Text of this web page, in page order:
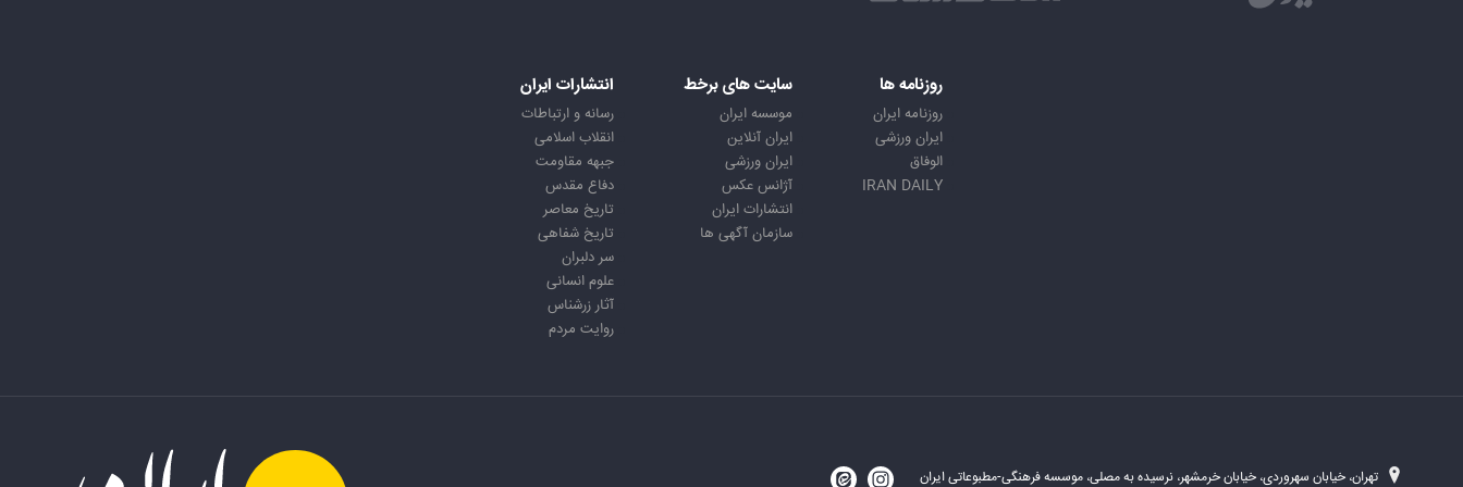
روزنامه ها
روزنامه ایران
ایران ورزشی
الوفاق
IRAN DAILY
سایت های برخط
موسسه ایران
ایران آنلاین
ایران ورزشی
آژانس عکس
انتشارات ایران
سازمان آگهی ها
انتشارات ایران
رسانه و ارتباطات
انقلاب اسلامی
جبهه مقاومت
دفاع مقدس
تاریخ معاصر
تاریخ شفاهی
سر دلبران
علوم انسانی
آثار زرشناس
روایت مردم
تهران، خیابان سهروردی، خیابان خرمشهر، نرسیده به مصلی، موسسه فرهنگی-مطبوعاتی ایران